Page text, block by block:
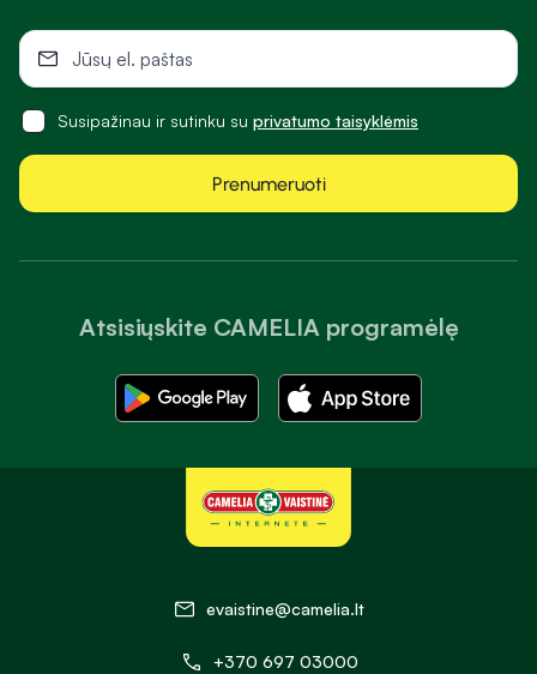
Atsisiųskite CAMELIA programėlę
Susipažinau ir sutinku su privatumo taisyklėmis
Prenumeruoti
evaistine@camelia.lt
+370 697 03000